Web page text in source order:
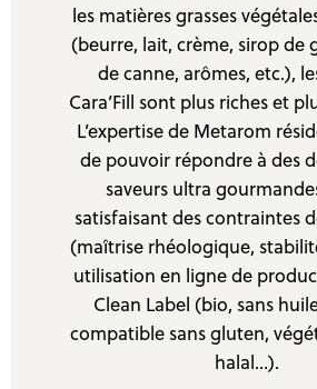
les matières grasses
(beurre, lait, crème, sirop de
de canne, arômes, etc.),
Cara’Fill sont plus riches et
L’expertise de Metarom
de pouvoir répondre à des
saveurs ultra
satisfaisant des contraintes
(maîtrise rhéologique,
utilisation en ligne de
Clean Label (bio, sans
compatible sans gluten,
halal…).